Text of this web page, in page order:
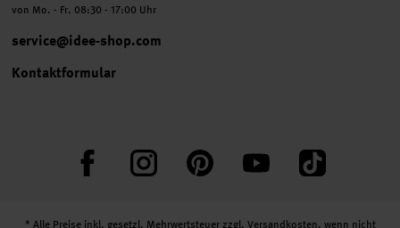
von Mo. - Fr. 08:30 - 17:00 Uhr
service@idee-shop.com
Kontaktformular
FacebookInstagram PinterestYouTube TikTok
* Alle Preise inkl. gesetzl. Mehrwertsteuer zzgl. Versandkosten, wenn nicht